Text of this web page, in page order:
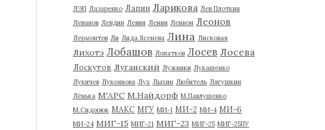
ЛЭП Лазаренко Лапин Ларикова Лев Плоткин
Леванов Левдин Левин Ленин Леннон Леонов
Лермонтов Ли Лида Ясенева Лина Лисковая
Лихотэ Лобашов Лопатков Лосев Лосева
Лоскутов Луганский Лужники Лукашенко
Лукичев Лукоянова Лух Лыхин Любитель Лягушкин
Лёнька М'АРС М.Найдорф М.Павлушенко
М.Сидорюк МАКС МГУ МИ-1 МИ-2 МИ-4 МИ-6
МИ-24 МИГ-15 МИГ-21 МИГ-23 МИГ-25 МИГ-25ПУ